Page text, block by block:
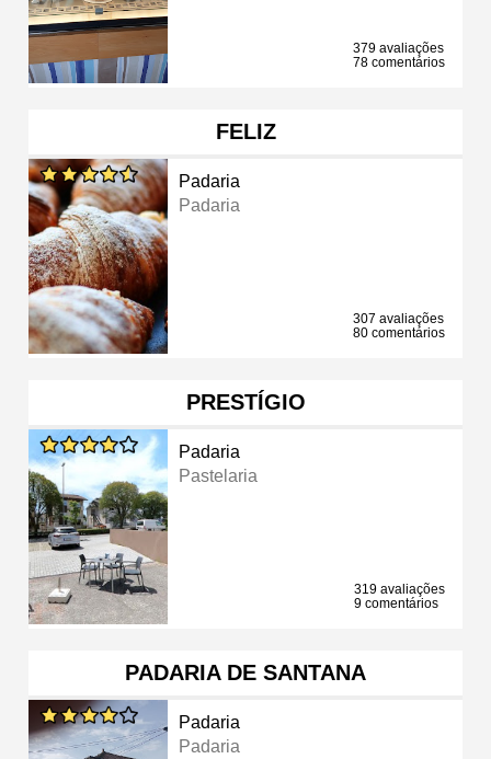
379 avaliações
78 comentários
FELIZ
Padaria
Padaria
307 avaliações
80 comentários
PRESTÍGIO
Padaria
Pastelaria
319 avaliações
9 comentários
PADARIA DE SANTANA
Padaria
Padaria